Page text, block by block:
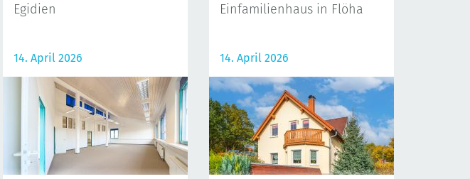
Egidien
14. April 2026
Einfamilienhaus in Flöha
14. April 2026